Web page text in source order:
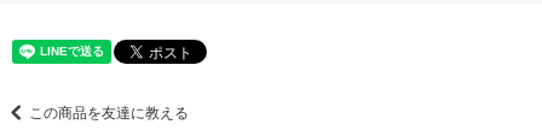
この商品を友達に教える